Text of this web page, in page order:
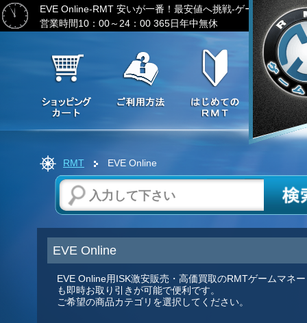
EVE Online-RMT 安いが一番！最安値へ挑戦-ゲーム通貨の激
営業時間10：00～24：00 365日年中無休
RMT EVE Online
EVE Online
EVE Online用ISK激安販売・高価買取のRMTゲームマネ
も即時お取り引きが可能で便利です。
ご希望の商品カテゴリを選択してください。